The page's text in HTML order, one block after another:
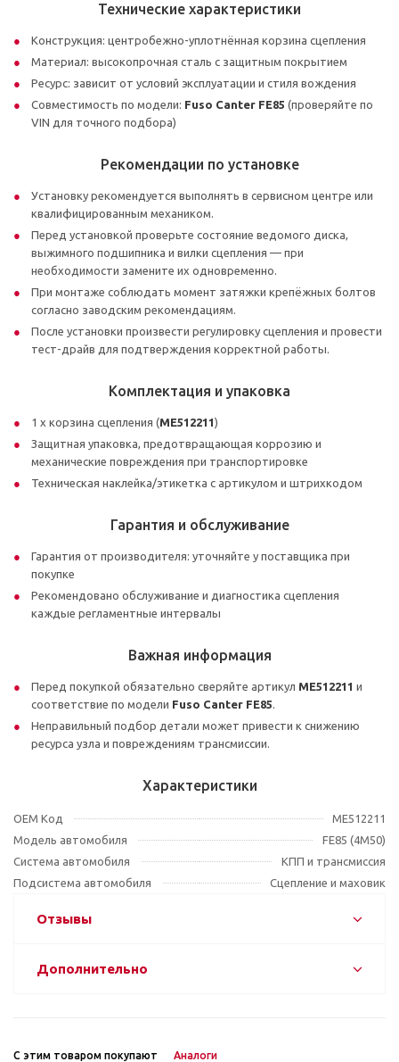
Технические характеристики
Конструкция: центробежно-уплотнённая корзина сцепления
Материал: высокопрочная сталь с защитным покрытием
Ресурс: зависит от условий эксплуатации и стиля вождения
Совместимость по модели: Fuso Canter FE85 (проверяйте по
VIN для точного подбора)
Рекомендации по установке
Установку рекомендуется выполнять в сервисном центре или
квалифицированным механиком.
Перед установкой проверьте состояние ведомого диска,
выжимного подшипника и вилки сцепления — при
необходимости замените их одновременно.
При монтаже соблюдать момент затяжки крепёжных болтов
согласно заводским рекомендациям.
После установки произвести регулировку сцепления и провести
тест-драйв для подтверждения корректной работы.
Комплектация и упаковка
1 x корзина сцепления (ME512211)
Защитная упаковка, предотвращающая коррозию и
механические повреждения при транспортировке
Техническая наклейка/этикетка с артикулом и штрихкодом
Гарантия и обслуживание
Гарантия от производителя: уточняйте у поставщика при
покупке
Рекомендовано обслуживание и диагностика сцепления
каждые регламентные интервалы
Важная информация
Перед покупкой обязательно сверяйте артикул ME512211 и
соответствие по модели Fuso Canter FE85.
Неправильный подбор детали может привести к снижению
ресурса узла и повреждениям трансмиссии.
Характеристики
OEM Код
ME512211
Модель автомобиля
FE85 (4M50)
Система автомобиля
КПП и трансмиссия
Подсистема автомобиля
Сцепление и маховик
Отзывы
Дополнительно
С этим товаром покупают Аналоги